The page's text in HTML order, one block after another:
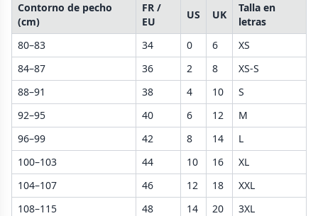
Contorno de pecho
(cm)
FR /
EU
US UK
Talla en
letras
80–83
34 0 6
XS
84–87
36 2 8
XS-S
88–91
38 4 10
S
92–95
40 6 12
M
96–99
42 8 14
L
100–103
44 10 16
XL
104–107
46 12 18
XXL
108–115
48 14 20
3XL